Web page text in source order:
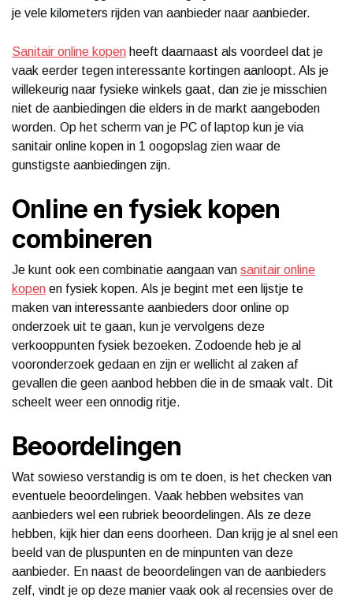
je vele kilometers rijden van aanbieder naar aanbieder.
Sanitair online kopen heeft daarnaast als voordeel dat je
vaak eerder tegen interessante kortingen aanloopt. Als je
willekeurig naar fysieke winkels gaat, dan zie je misschien
niet de aanbiedingen die elders in de markt aangeboden
worden. Op het scherm van je PC of laptop kun je via
sanitair online kopen in 1 oogopslag zien waar de
gunstigste aanbiedingen zijn.
Online en fysiek kopen
combineren
Je kunt ook een combinatie aangaan van sanitair online
kopen en fysiek kopen. Als je begint met een lijstje te
maken van interessante aanbieders door online op
onderzoek uit te gaan, kun je vervolgens deze
verkooppunten fysiek bezoeken. Zodoende heb je al
vooronderzoek gedaan en zijn er wellicht al zaken af
gevallen die geen aanbod hebben die in de smaak valt. Dit
scheelt weer een onnodig ritje.
Beoordelingen
Wat sowieso verstandig is om te doen, is het checken van
eventuele beoordelingen. Vaak hebben websites van
aanbieders wel een rubriek beoordelingen. Als ze deze
hebben, kijk hier dan eens doorheen. Dan krijg je al snel een
beeld van de pluspunten en de minpunten van deze
aanbieder. En naast de beoordelingen van de aanbieders
zelf, vindt je op deze manier vaak ook al recensies over de